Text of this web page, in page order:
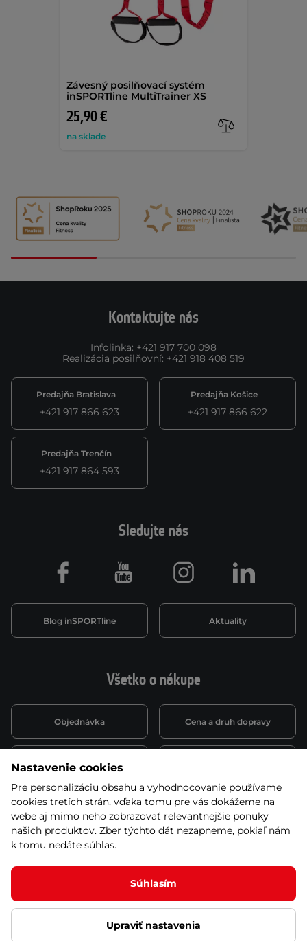
Závesný posilňovací systém
inSPORTline MultiTrainer XS
25,90 €
na sklade
Kontaktujte nás
Infolinka: +421 917 700 098
Realizácia posilňovní: +421 918 408 519
Predajňa Bratislava
+421 917 866 623
Predajňa Košice
+421 917 866 622
Predajňa Trenčín
+421 917 864 593
Všetko o nákupe
Objednávka Cena a druh dopravy
Spôsob platby
Montáž a servis Reklamácie a záruka
Kariéra
Sledujte nás
Blog inSPORTline Aktuality
Facebook Youtube Instagram LinkedIn
© 2026 Stores inSPORTline SK, s.r.o. Všetky práva vyhradené
Nastavenie cookies
Pre personalizáciu obsahu a vyhodnocovanie používame
cookies tretích strán, vďaka tomu pre vás dokážeme na
webe aj mimo neho zobrazovať relevantnejšie ponuky
našich produktov. Zber týchto dát nezapneme, pokiaľ nám
k tomu nedáte súhlas.
Súhlasím
Upraviť nastavenia